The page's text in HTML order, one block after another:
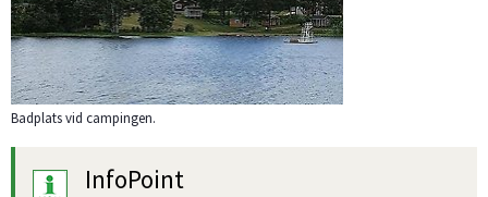
Badplats vid campingen.
InfoPoint